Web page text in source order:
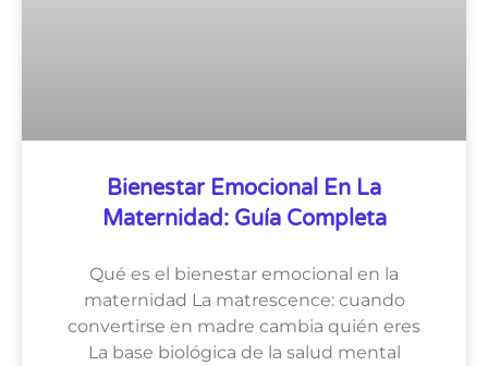
Bienestar Emocional En La
Maternidad: Guía Completa
Qué es el bienestar emocional en la
maternidad La matrescence: cuando
convertirse en madre cambia quién eres
La base biológica de la salud mental